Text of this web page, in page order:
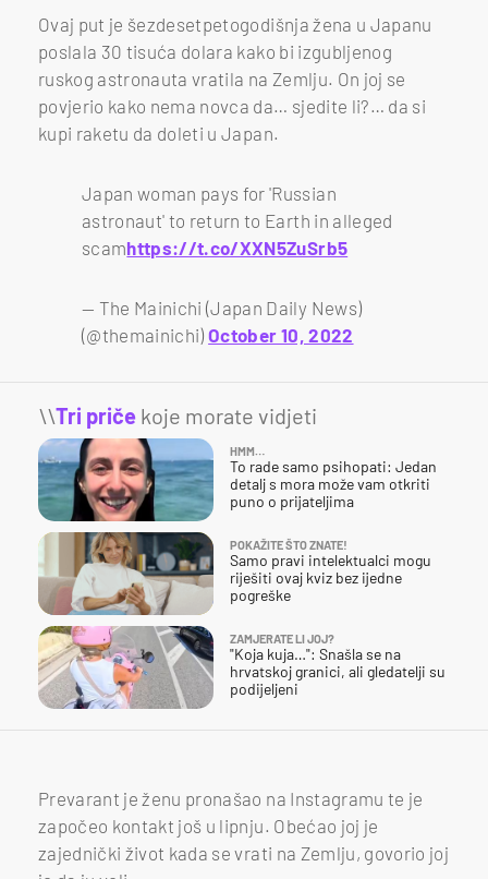
Ovaj put je šezdesetpetogodišnja žena u Japanu
poslala 30 tisuća dolara kako bi izgubljenog
ruskog astronauta vratila na Zemlju. On joj se
povjerio kako nema novca da… sjedite li?… da si
kupi raketu da doleti u Japan.
Japan woman pays for 'Russian
astronaut' to return to Earth in alleged
scamhttps://t.co/XXN5ZuSrb5
— The Mainichi (Japan Daily News)
(@themainichi)October 10, 2022
\\Tri priče koje morate vidjeti
HMM…
To rade samo psihopati: Jedan
detalj s mora može vam otkriti
puno o prijateljima
POKAŽITE ŠTO ZNATE!
Samo pravi intelektualci mogu
riješiti ovaj kviz bez ijedne
pogreške
ZAMJERATE LI JOJ?
"Koja kuja…": Snašla se na
hrvatskoj granici, ali gledatelji su
podijeljeni
Prevarant je ženu pronašao na Instagramu te je
započeo kontakt još u lipnju. Obećao joj je
zajednički život kada se vrati na Zemlju, govorio joj